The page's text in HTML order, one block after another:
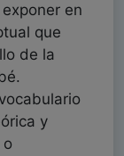
en
que
de la
y
o